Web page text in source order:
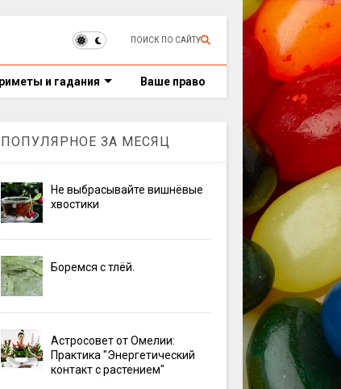
ПОИСК ПО САЙТУ
и гадания Ваше право
ПОПУЛЯРНОЕ ЗА МЕСЯЦ
Не выбрасывайте вишнёвые
хвостики
Боремся с тлёй.
Астросовет от Омелии:
Практика "Энергетический
контакт с растением"